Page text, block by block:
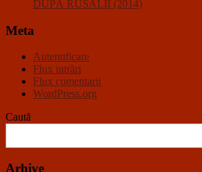
DUPĂ RUSALII (2014)
Meta
Autentificare
Flux intrări
Flux comentarii
WordPress.org
Caută
Arhive